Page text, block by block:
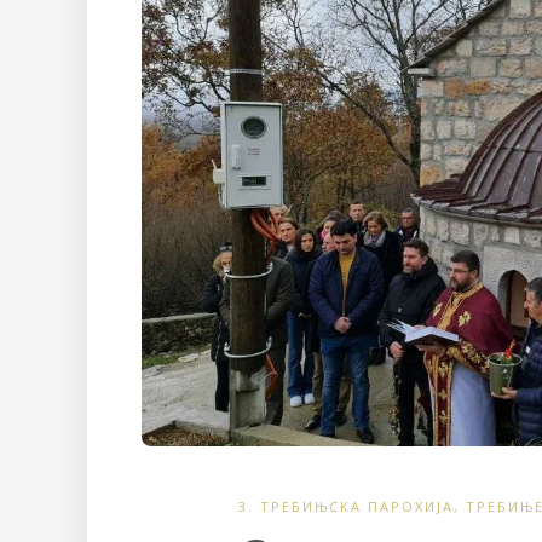
3. ТРЕБИЊСКА ПАРОХИЈА,